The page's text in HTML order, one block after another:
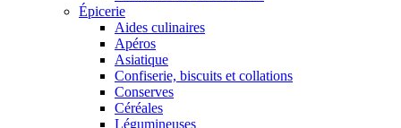
Épicerie
Aides culinaires
Apéros
Asiatique
Confiserie, biscuits et collations
Conserves
Céréales
Légumineuses